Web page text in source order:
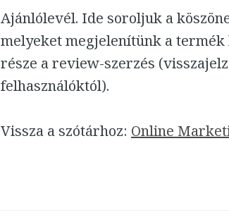
Ajánlólevél. Ide soroljuk a
melyeket megjelenítünk a
része a review-szerzés
felhasználóktól).
Vissza a szótárhoz: Online